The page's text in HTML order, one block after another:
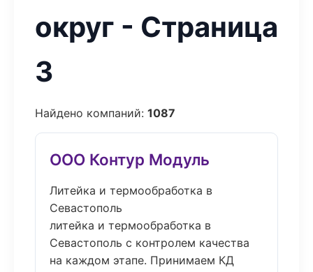
округ - Страница
3
Найдено компаний: 1087
ООО Контур Модуль
Литейка и термообработка в
Севастополь
литейка и термообработка в
Севастополь с контролем качества
на каждом этапе. Принимаем КД